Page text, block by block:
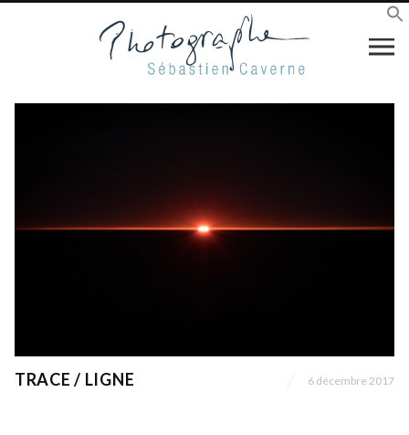
TRACE / LIGNE 6 décembre 2017